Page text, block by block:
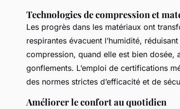
Technologies de compression et
Les progrès dans les matériaux ont
respirantes évacuent l’humidité,
compression, quand elle est bien dosée,
gonflements. L’emploi de certifications
des normes strictes d’efficacité et de
Améliorer le confort au quotidien